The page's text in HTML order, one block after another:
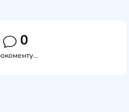
0
Прокоментувати